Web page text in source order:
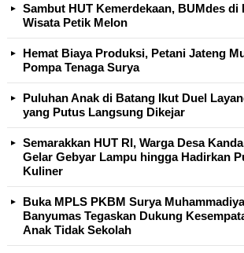
Sambut HUT Kemerdekaan, BUMdes di
Wisata Petik Melon
Hemat Biaya Produksi, Petani Jateng
Pompa Tenaga Surya
Puluhan Anak di Batang Ikut Duel
yang Putus Langsung Dikejar
Semarakkan HUT RI, Warga Desa
Gelar Gebyar Lampu hingga Hadirkan
Kuliner
Buka MPLS PKBM Surya
Banyumas Tegaskan Dukung
Anak Tidak Sekolah